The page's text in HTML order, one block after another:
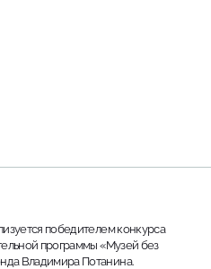
победителем конкурса
программы «Музей без
Владимира Потанина.